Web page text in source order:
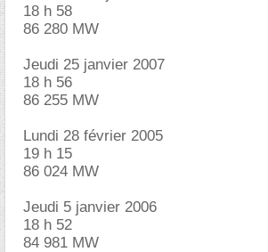
18 h 58
86 280 MW
Jeudi 25 janvier 2007
18 h 56
86 255 MW
Lundi 28 février 2005
19 h 15
86 024 MW
Jeudi 5 janvier 2006
18 h 52
84 981 MW